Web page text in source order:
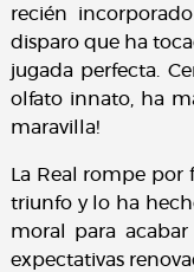
recién
disparo que ha
jugada perfecta.
olfato innato, ha
maravilla!
La Real rompe por
triunfo y lo ha
moral para
expectativas